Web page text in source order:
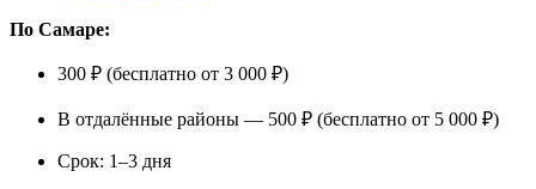
По Самаре:
300 ₽ (бесплатно от 3 000 ₽)
В отдалённые районы — 500 ₽ (бесплатно от 5 000 ₽)
Срок: 1–3 дня